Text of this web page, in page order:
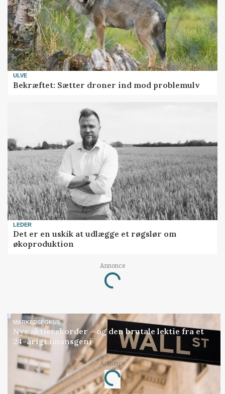
ULVE
Bekræftet: Sætter droner ind mod problemulv
LEDER
Det er en uskik at udlægge et røgslør om
økoproduktion
Annonce
Loading...
MARKEDSFOKUS
Nye aktierekorder – og den brutale lektie fra et
24-årigt finansgeni
Annonce
Loading...